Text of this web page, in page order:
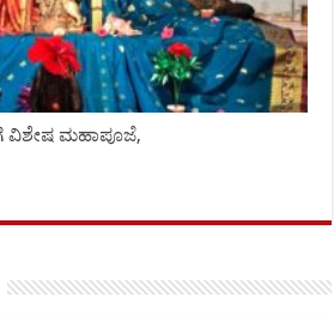
ವಿಶೇಷ ಮಹಾಪೂಜೆ,